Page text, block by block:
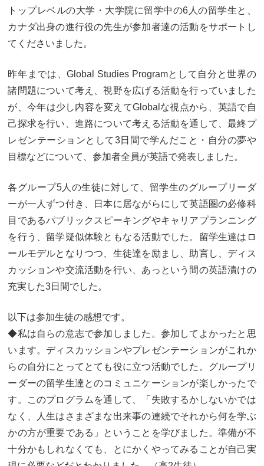
トップレベルの大学・大学院に留学中の6人の留学生と、
カナダ出身の進行役の先生が参加者達の活動をサポートし
てくださいました。
昨年までは、Global Studies Programとして自分と世界の
諸問題について考え、視野を広げる活動を行っていました
が、今年は少し内容を変えてGlobalな視点から、英語で自
己探求を行い、進路について考える活動を通して、最終プ
レゼンテーションとして3日間で学んだこと・自分の夢や
目標などについて、参加者全員が英語で発表しました。
各グループ5人の生徒に対して、留学生のグループリーダ
ーが一人ずつ付き、日本に居ながらにして英語圏の必修科
目であるパブリックスピーキングやキャリアプランニング
を行う、留学疑似体験ともなる活動でした。留学生達はロ
ールモデルとなりつつ、生徒達を励まし、助言し、ディス
カッションや交流活動を行い、あっという間の英語漬けの
充実した3日間でした。
以下は参加生徒の感想です。
◆私は自らの意志で参加しました。参加してよかったと思
います。ディスカッションやプレゼンテーションがこれか
らの自分にとってとても役に立つ活動でした。グループリ
ーダーの留学生達とのコミュニケーションが楽しかったで
す。このプログラムを通して、「失敗するかしないかでは
なく、人生はさまざまな出来事の連続でそれから何を学ぶ
かの方が重要である」ということを学びました。準備が不
十分かもしれなくても、とにかくやってみることが自己実